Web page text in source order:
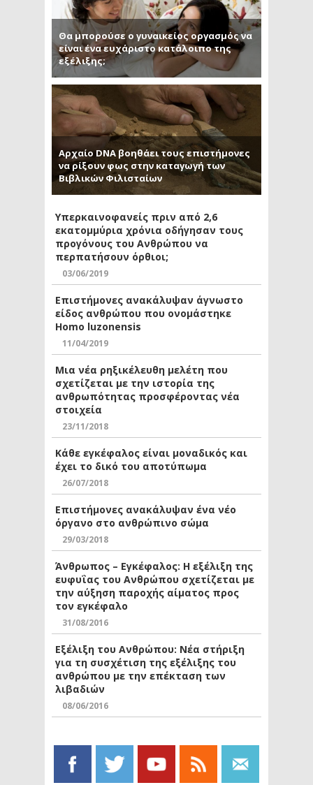
Θα μπορούσε ο γυναικείος οργασμός να
είναι ένα ευχάριστο κατάλοιπο της
εξέλιξης;
Αρχαίο DNA βοηθάει τους επιστήμονες
να ρίξουν φως στην καταγωγή των
Βιβλικών Φιλισταίων
Υπερκαινοφανείς πριν από 2,6
εκατομμύρια χρόνια οδήγησαν τους
προγόνους του Ανθρώπου να
περπατήσουν όρθιοι;
03/06/2019
Επιστήμονες ανακάλυψαν άγνωστο
είδος ανθρώπου που ονομάστηκε
Homo luzonensis
11/04/2019
Μια νέα ρηξικέλευθη μελέτη που
σχετίζεται με την ιστορία της
ανθρωπότητας προσφέροντας νέα
στοιχεία
23/11/2018
Κάθε εγκέφαλος είναι μοναδικός και
έχει το δικό του αποτύπωμα
26/07/2018
Επιστήμονες ανακάλυψαν ένα νέο
όργανο στο ανθρώπινο σώμα
29/03/2018
Άνθρωπος – Εγκέφαλος: Η εξέλιξη της
ευφυΐας του Ανθρώπου σχετίζεται με
την αύξηση παροχής αίματος προς
τον εγκέφαλο
31/08/2016
Εξέλιξη του Ανθρώπου: Νέα στήριξη
για τη συσχέτιση της εξέλιξης του
ανθρώπου με την επέκταση των
λιβαδιών
08/06/2016